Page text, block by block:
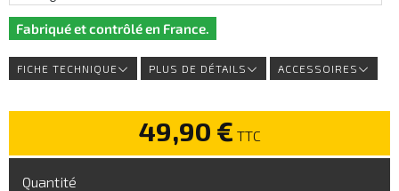
Fabriqué et contrôlé en France.
FICHE TECHNIQUE PLUS DE DÉTAILS ACCESSOIRES
49,90 € TTC
Quantité